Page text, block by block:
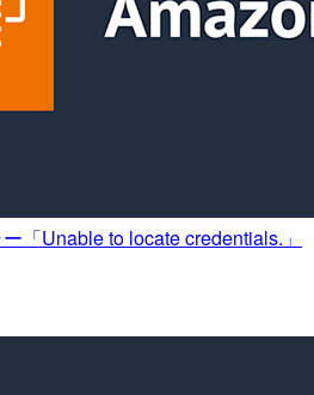
「Unable to locate credentials.」